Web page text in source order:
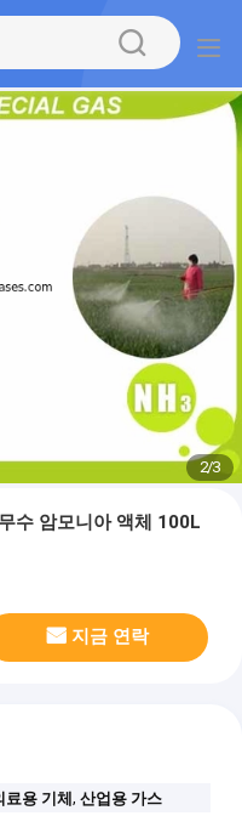
2/3
수 암모니아 액체 100L
지금 연락
료용 기체,산업용 가스